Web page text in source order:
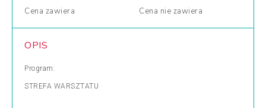
Cena zawiera Cena nie zawiera
OPIS
Program:
STREFA WARSZTATU